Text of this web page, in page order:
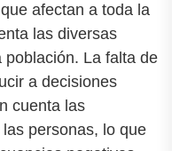
afectan a toda la
las diversas
La falta de
a decisiones
cuenta las
personas, lo que